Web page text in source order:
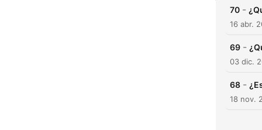
70 -
16 abr.
69 -
03 dic.
68 -
18 nov.